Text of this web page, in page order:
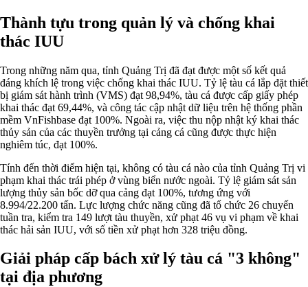
Thành tựu trong quản lý và chống khai
thác IUU
Trong những năm qua, tỉnh Quảng Trị đã đạt được một số kết quả
đáng khích lệ trong việc chống khai thác IUU. Tỷ lệ tàu cá lắp đặt thiết
bị giám sát hành trình (VMS) đạt 98,94%, tàu cá được cấp giấy phép
khai thác đạt 69,44%, và công tác cập nhật dữ liệu trên hệ thống phần
mềm VnFishbase đạt 100%. Ngoài ra, việc thu nộp nhật ký khai thác
thủy sản của các thuyền trưởng tại cảng cá cũng được thực hiện
nghiêm túc, đạt 100%.
Tính đến thời điểm hiện tại, không có tàu cá nào của tỉnh Quảng Trị vi
phạm khai thác trái phép ở vùng biển nước ngoài. Tỷ lệ giám sát sản
lượng thủy sản bốc dỡ qua cảng đạt 100%, tương ứng với
8.994/22.200 tấn. Lực lượng chức năng cũng đã tổ chức 26 chuyến
tuần tra, kiểm tra 149 lượt tàu thuyền, xử phạt 46 vụ vi phạm về khai
thác hải sản IUU, với số tiền xử phạt hơn 328 triệu đồng.
Giải pháp cấp bách xử lý tàu cá "3 không"
tại địa phương